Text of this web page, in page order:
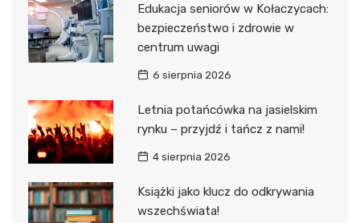
Edukacja seniorów w Kołaczycach:
bezpieczeństwo i zdrowie w
centrum uwagi
6 sierpnia 2026
Letnia potańcówka na jasielskim
rynku – przyjdź i tańcz z nami!
4 sierpnia 2026
Książki jako klucz do odkrywania
wszechświata!